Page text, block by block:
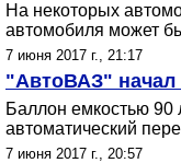
На некоторых
автомобиля может
7 июня 2017 г., 21:17
"АвтоВАЗ" начал
Баллон емкостью 90
автоматический
7 июня 2017 г., 20:57